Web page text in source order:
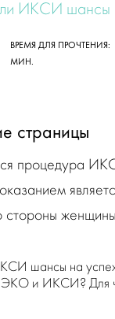
ИКСИ шансы
ВРЕМЯ ДЛЯ ПРОЧТЕНИЯ:
МИН.
страницы
процедура
стороны
шансы на
ЭКО и ИКСИ? Для